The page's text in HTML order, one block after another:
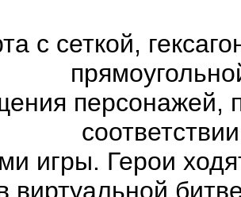
с сеткой,
персонажей,
игры. Герои
виртуальной